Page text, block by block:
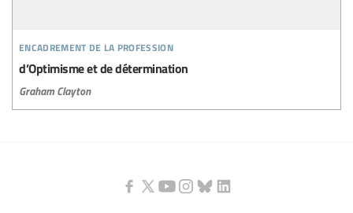
encadrement de la profession
d’Optimisme et de détermination
Graham Clayton